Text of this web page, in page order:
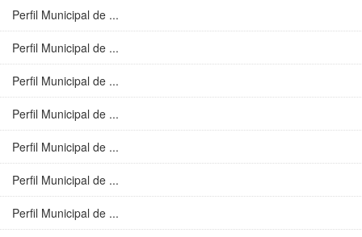
Perfil Municipal de ...
Perfil Municipal de ...
Perfil Municipal de ...
Perfil Municipal de ...
Perfil Municipal de ...
Perfil Municipal de ...
Perfil Municipal de ...